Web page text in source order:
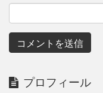
プロフィール